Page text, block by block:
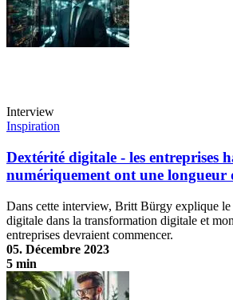
Interview
Inspiration
Dextérité digitale - les entreprises
numériquement ont une longueur
Dans cette interview, Britt Bürgy explique
digitale dans la transformation digitale et
entreprises devraient commencer.
05. Décembre 2023
5 min
Dextérité digitale - les entreprises habiles
longueur d'avance